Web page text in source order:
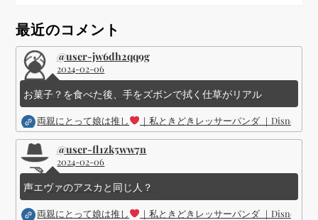
ジ
送
り
最近のコメント
@user-jw6dh2qq9g
2024-02-06
お菓子？を食べた後、手をズボンで拭く仕草がリアル
両親にとって娘は推し ｜私ときどきレッサーパンダ ｜Disney (
@user-fl1zk5ww7n
2024-02-06
声エヴァのアスカと同じ人？
両親にとって娘は推し ｜私ときどきレッサーパンダ ｜Disney (